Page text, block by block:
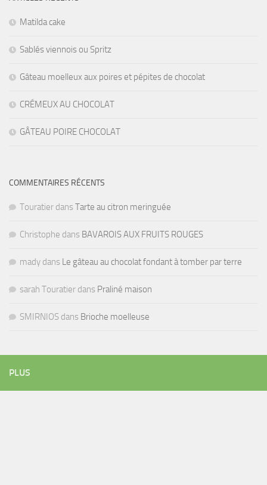
Matilda cake
Sablés viennois ou Spritz
Gâteau moelleux aux poires et pépites de chocolat
CRÉMEUX AU CHOCOLAT
GÂTEAU POIRE CHOCOLAT
COMMENTAIRES RÉCENTS
Touratier dans Tarte au citron meringuée
Christophe dans BAVAROIS AUX FRUITS ROUGES
mady dans Le gâteau au chocolat fondant à tomber par terre
sarah Touratier dans Praliné maison
SMIRNIOS dans Brioche moelleuse
PLUS